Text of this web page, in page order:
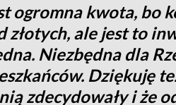
ogromna kwota, bo
złotych, ale jest to
Niezbędna dla
Dziękuję
zdecydowały i że